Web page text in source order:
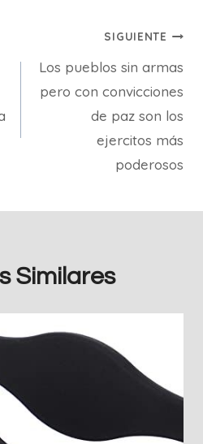
SIGUIENTE
Los pueblos sin armas
pero con convicciones
de paz son los
ejercitos más
poderosos
Similares